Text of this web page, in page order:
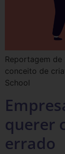
Reportagem
conceito de
School
querer
errado